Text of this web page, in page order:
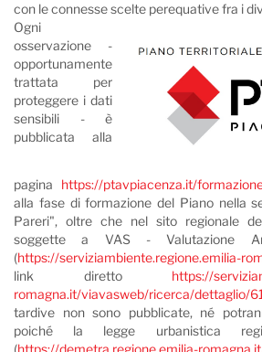
con le connesse scelte perequative fra i
Ogni
osservazione -
opportunamente
trattata per
proteggere i dati
sensibili - è
pubblicata alla
pagina https://ptavpiacenza.it/
alla fase di formazione del Piano nella
Pareri", oltre che nel sito regionale
soggette a VAS - Valutazione
(https://serviziambiente.regione.emilia-
link diretto https://
romagna.it/viavasweb/ricerca/dettaglio/
tardive non sono pubblicate, né
poiché la legge urbanistica
(https://demetra.regione.emilia-